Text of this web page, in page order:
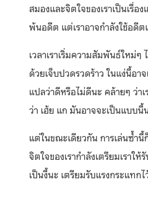
สมองและจิตใจของเราเป็นเรื่
พ้นอดีต แต่เราอาจกำลังใช้อดี
เวลาเราเริ่มความสัมพันธ์ใหม่ๆ
ด้วยเจ็บปวดรวดร้าว ในแง่นี้อา
แปลว่าดีหรือไม่ดีนะ คล้ายๆ ว่าเ
ว่า เฮ้ย แก มันอาจจะเป็นแบบนี้
แต่ในขณะเดียวกัน การเล่นซ้ำนี้
จิตใจของเรากำลังเตรียมเราใ
เป็นงี้นะ เตรียมรับแรงกระแท